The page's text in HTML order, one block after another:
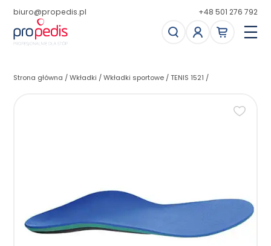
biuro@propedis.pl +48 501 276 792
Strona główna /Wkładki /Wkładki sportowe /TENIS 1521 /